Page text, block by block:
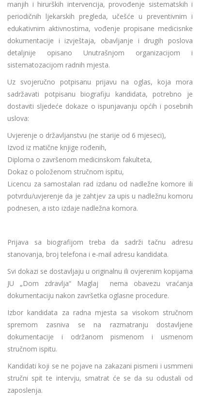
manjih i hirurških intervencija, provođenje sistematskih i
periodičnih ljekarskih pregleda, učešće u preventivnim i
edukativnim aktivnostima, vođenje propisane medicisnke
dokumentacije i izvještaja, obavljanje i drugih poslova
detaljnije opisano Unutrašnjom organizacijom i
sistematozacijom radnih mjesta.
Uz svojeručno potpisanu prijavu na oglas, koja mora
sadržavati potpisanu biografiju kandidata, potrebno je
dostaviti sljedeće dokaze o ispunjavanju općih i posebnih
uslova:
Uvjerenje o državljanstvu (ne starije od 6 mjeseci),
Izvod iz matične knjige rođenih,
Diploma o završenom medicinskom fakulteta,
Dokaz o položenom stručnom ispitu,
Licencu za samostalan rad izdanu od nadležne komore ili
potvrdu/uvjerenje da je zahtjev za upis u nadležnu komoru
podnesen, a isto izdaje nadležna komora.
Prijava sa biografijom treba da sadrži tačnu adresu
stanovanja, broj telefona i e-mail adresu kandidata.
Svi dokazi se dostavljaju u originalnu ili ovjerenim kopijama
JU „Dom zdravlja“ Maglaj nema obavezu vraćanja
dokumentaciju nakon završetka oglasne procedure.
Izbor kandidata za radna mjesta sa visokom stručnom
spremom zasniva se na razmatranju dostavljene
dokumentacije i održanom pismenom i usmenom
stručnom ispitu.
Kandidati koji se ne pojave na zakazani pismeni i usmmeni
stručni spit te intervju, smatrat će se da su odustali od
zaposlenja.